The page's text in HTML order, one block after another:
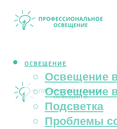
ОСВЕЩЕНИЕ
Освещение
Освещение
Подсветка
Проблемы